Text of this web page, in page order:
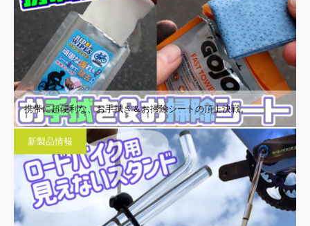
携帯に超便利な、お手拭き＆お掃除シートの頂上決戦。
新製品情報